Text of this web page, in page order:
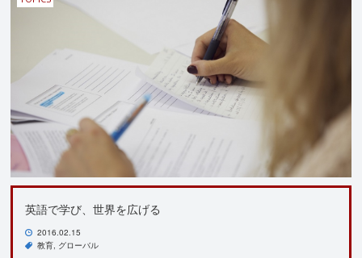
英語で学び、世界を広げる
2016.02.15
教育 グローバル